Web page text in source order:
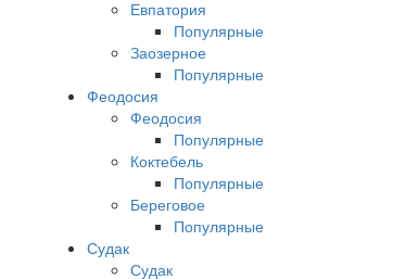
Евпатория
Популярные
Заозерное
Популярные
Феодосия
Феодосия
Популярные
Коктебель
Популярные
Береговое
Популярные
Судак
Судак